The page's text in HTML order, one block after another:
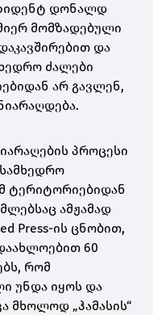
დონალდ
მომზადებული
და
ძალები
არ გავლენ,
პროცესი
ტერიტორიებიდან
ამჟამად
Press-ის ცნობით,
60
რომ
უნდა იყოს და
მხოლოდ „ჰამასის“